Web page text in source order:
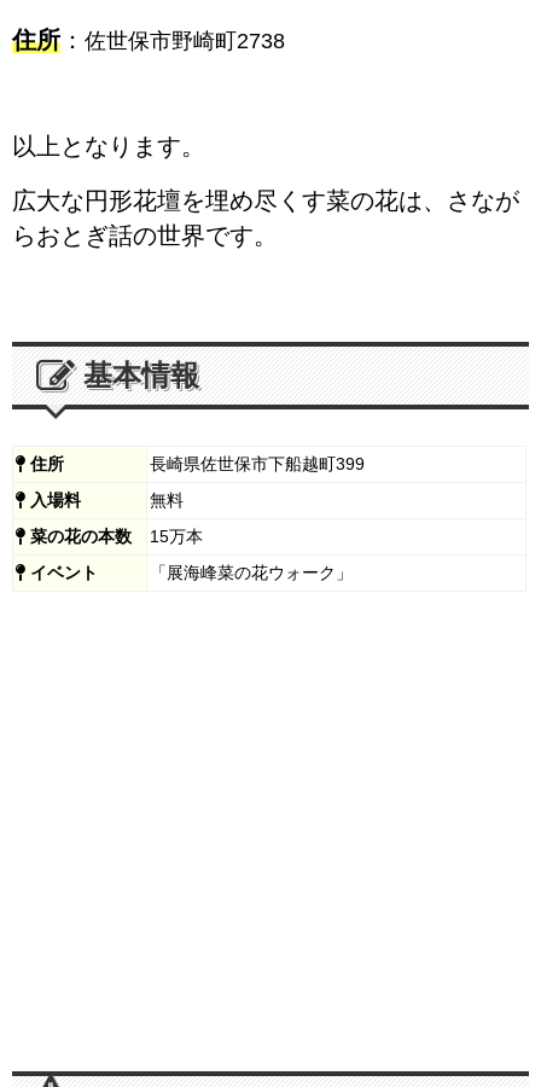
住所 ： 佐世保市野崎町2738
以上となります。
広大な円形花壇を埋め尽くす菜の花は、さなが
らおとぎ話の世界です。
基本情報
住所
長崎県佐世保市下船越町399
入場料
無料
菜の花の本数
15万本
イベント
「展海峰菜の花ウォーク」